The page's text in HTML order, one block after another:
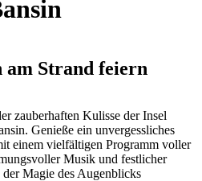
am Strand feiern
zauberhaften Kulisse der Insel
Genieße ein unvergessliches
einem vielfältigen Programm voller
Musik und festlicher
Magie des Augenblicks